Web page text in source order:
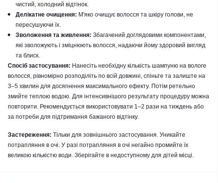
чистий, холодний відтінок.
Делікатне очищення: М'яко очищує волосся та шкіру голови, не
пересушуючи їх.
Зволоження та живлення: Збагачений доглядовими компонентами,
які зволожують і зміцнюють волосся, надаючи йому здоровий вигляд
та блиск.
Спосіб застосування: Нанесіть необхідну кількість шампуню на вологе
волосся, рівномірно розподіліть по всій довжині, спіньте та залиште на
3–5 хвилин для досягнення максимального ефекту. Потім ретельно
змийте теплою водою. Для інтенсивнішого результату процедуру можна
повторити. Рекомендується використовувати 1–2 рази на тиждень або
за потреби для підтримання бажаного відтінку.
Застереження: Тільки для зовнішнього застосування. Уникайте
потрапляння в очі. У разі потрапляння в очі негайно промийте їх
великою кількістю води. Зберігайте в недоступному для дітей місці.